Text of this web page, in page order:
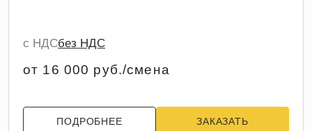
с НДСбез НДС
от 16 000 руб./смена
ПОДРОБНЕЕ ЗАКАЗАТЬ